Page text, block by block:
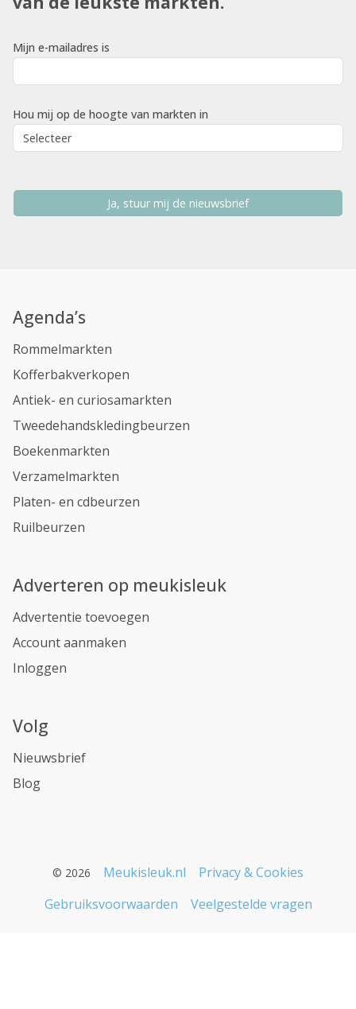
Mijn e-mailadres is
Hou mij op de hoogte van markten in
Ja, stuur mij de nieuwsbrief
Agenda’s
Rommelmarkten
Kofferbakverkopen
Antiek- en curiosamarkten
Tweedehandskledingbeurzen
Boekenmarkten
Verzamelmarkten
Platen- en cdbeurzen
Ruilbeurzen
Adverteren op meukisleuk
Advertentie toevoegen
Account aanmaken
Inloggen
Volg
Nieuwsbrief
Blog
© 2026 Meukisleuk.nl
Privacy & Cookies
Gebruiksvoorwaarden
Veelgestelde vragen